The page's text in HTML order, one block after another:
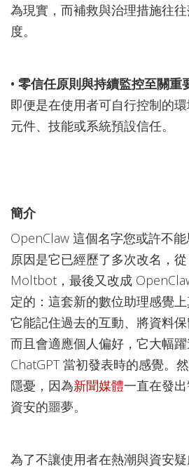
為現實，而補救與治理措施往
度。
• 零信任原則與持續監控至關重
即便是在使用者可自行控制的
元件、技能或系統預設信任。
簡介
OpenClaw 這個名字您或許不
原因是它已經歷了多次改名，
Moltbot，最後又改成
定的：這套新的數位助理感覺
它能記住過去的互動、將資料保
而且會適應個人偏好，它大幅
ChatGPT 當初發表時的感覺。
隱憂，因為新聞媒體一直在發
資安的噩夢。
為了不讓使用者在熱潮與資安